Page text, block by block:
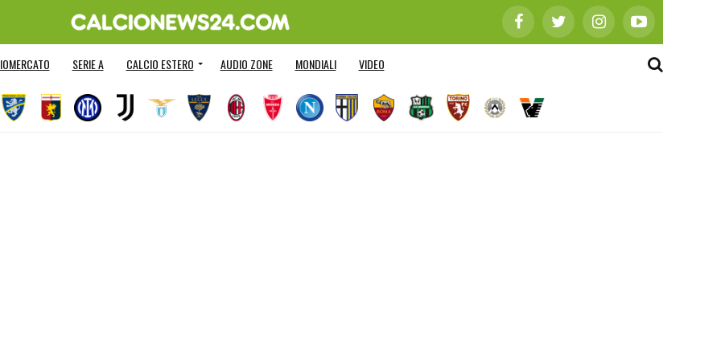
SERIE A CALCIO ESTERO AUDIO ZONE MONDIALI VIDEO